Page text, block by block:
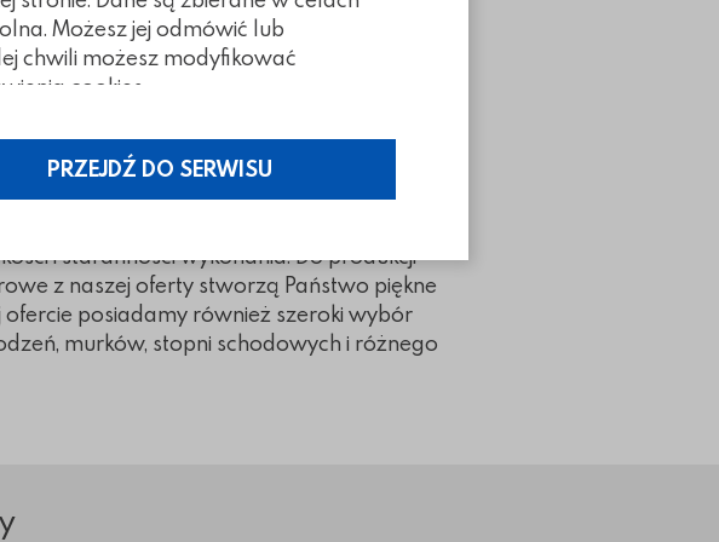
Możesz jej odmówić lub
chwili możesz modyfikować
cookies.
PRZEJDŹ DO SERWISU
i przy zastosowaniu wysiewania
działającą od 1998 roku na rynku.
galanterii betonowej. Szczycimy się setkami
i staranności wykonania. Do produkcji
z naszej oferty stworzą Państwo piękne
posiadamy również szeroki wybór
murków, stopni schodowych i różnego